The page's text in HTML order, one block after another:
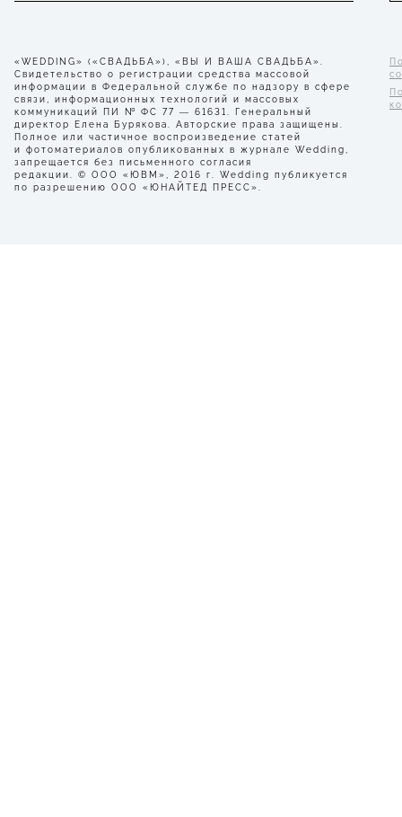
«WEDDING» («СВАДЬБА»), «ВЫ И ВАША СВАДЬБА».
Свидетельство о регистрации средства массовой
информации в Федеральной службе по надзору в сфере
связи, информационных технологий и массовых
коммуникаций ПИ № ФС 77 — 61631. Генеральный
директор Елена Бурякова. Авторские права защищены.
Полное или частичное воспроизведение статей
и фотоматериалов опубликованных в журнале Wedding,
запрещается без письменного согласия
редакции. © ООО «ЮВМ», 2016 г. Wedding публикуется
по разрешению ООО «ЮНАЙТЕД ПРЕСС».